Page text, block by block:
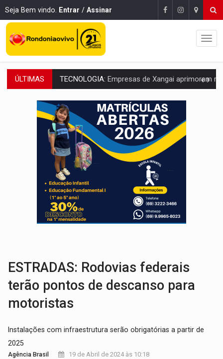
Seja Bem vindo. Entrar / Assinar
ÚLTIMAS PROTEGE A TERRA:China descobre como explodir asteroide com bomba
VÍDEO:Motociclista morre após bater na traseira de
PARECE UM NUGGET: Essa receita com frango virou o meu
EMPREENDEDORISMO:7 negócios que podem começar com pouco dinheiro e
GIGANTE DA AMÉRICA: Brasil reúne dimensão continental e posição
INDEPENDÊNCIA: 10 dicas importantes para quem quer
VARCENA: Cientistas descobrem nova espécie de rã em florestas
BARGANHA: Vai comprar celular usado? Veja como consultar o
ESTRADAS: Rodovias federais
terão pontos de descanso para
motoristas
Instalações com infraestrutura serão obrigatórias a partir de
2025
Agência Brasil
19 de Abril de 2024 às 10:18